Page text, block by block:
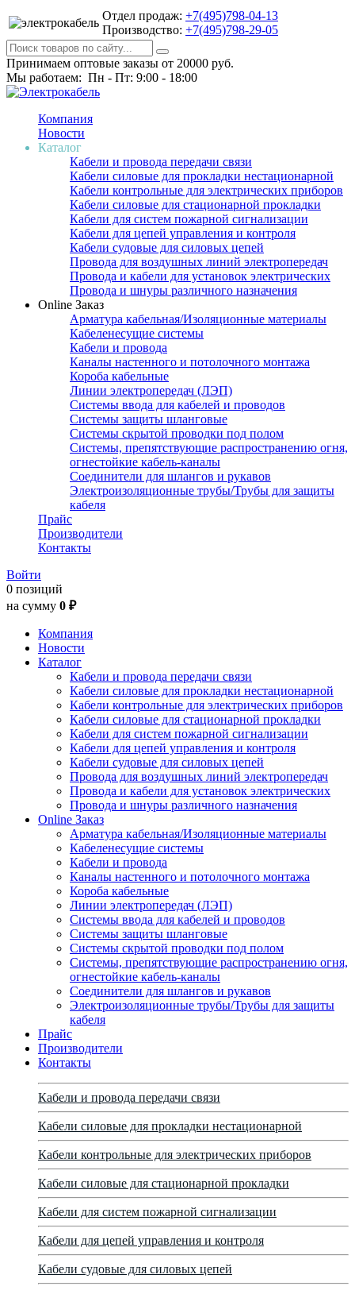
Отдел продаж: +7(495)798-04-13
Производство: +7(495)798-29-05
Принимаем оптовые заказы от 20000 руб.
Мы работаем: Пн - Пт: 9:00 - 18:00
Компания
Новости
Каталог
Кабели и провода передачи связи
Кабели силовые для прокладки нестационарной
Кабели контрольные для электрических приборов
Кабели силовые для стационарной прокладки
Кабели для систем пожарной сигнализации
Кабели для цепей управления и контроля
Кабели судовые для силовых цепей
Провода для воздушных линий электропередач
Провода и кабели для установок электрических
Провода и шнуры различного назначения
Online Заказ
Арматура кабельная/Изоляционные материалы
Кабеленесущие системы
Кабели и провода
Каналы настенного и потолочного монтажа
Короба кабельные
Линии электропередач (ЛЭП)
Системы ввода для кабелей и проводов
Системы защиты шланговые
Системы скрытой проводки под полом
Системы, препятствующие распространению огня,
огнестойкие кабель-каналы
Соединители для шлангов и рукавов
Электроизоляционные трубы/Трубы для защиты
кабеля
Прайс
Производители
Контакты
Войти
0 позиций
на сумму 0 ₽
Компания
Новости
Каталог
Кабели и провода передачи связи
Кабели силовые для прокладки нестационарной
Кабели контрольные для электрических приборов
Кабели силовые для стационарной прокладки
Кабели для систем пожарной сигнализации
Кабели для цепей управления и контроля
Кабели судовые для силовых цепей
Провода для воздушных линий электропередач
Провода и кабели для установок электрических
Провода и шнуры различного назначения
Online Заказ
Арматура кабельная/Изоляционные материалы
Кабеленесущие системы
Кабели и провода
Каналы настенного и потолочного монтажа
Короба кабельные
Линии электропередач (ЛЭП)
Системы ввода для кабелей и проводов
Системы защиты шланговые
Системы скрытой проводки под полом
Системы, препятствующие распространению огня,
огнестойкие кабель-каналы
Соединители для шлангов и рукавов
Электроизоляционные трубы/Трубы для защиты
кабеля
Прайс
Производители
Контакты
Кабели и провода передачи связи
Кабели силовые для прокладки нестационарной
Кабели контрольные для электрических приборов
Кабели силовые для стационарной прокладки
Кабели для систем пожарной сигнализации
Кабели для цепей управления и контроля
Кабели судовые для силовых цепей